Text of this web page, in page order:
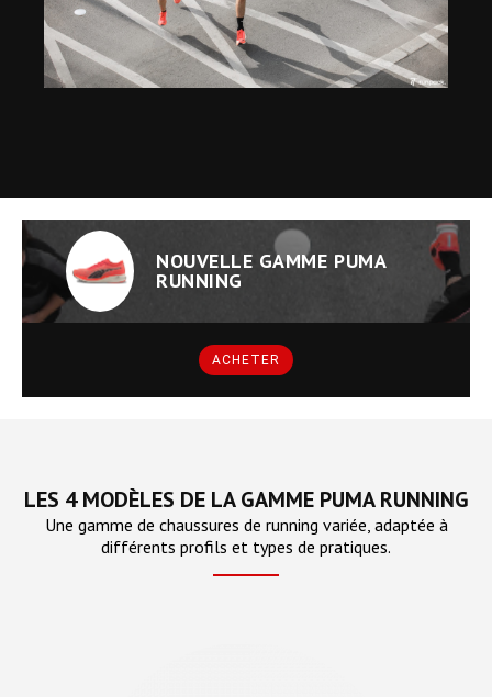
NOUVELLE GAMME PUMA
RUNNING
ACHETER
LES 4 MODÈLES DE LA GAMME PUMA RUNNING
Une gamme de chaussures de running variée, adaptée à
différents profils et types de pratiques.